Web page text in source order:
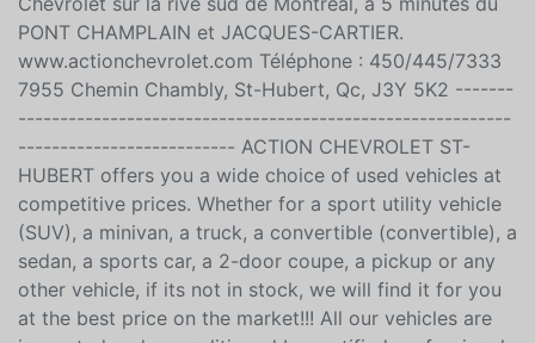
Nord, Laval, Mascouche, Terrebonne, Mont St-hilaire,
Rive-Sud. Le plus gros centre de véhicules d'occasion
Chevrolet sur la rive sud de Montréal, à 5 minutes du
PONT CHAMPLAIN et JACQUES-CARTIER.
7955 Chemin Chambly, St-Hubert, Qc, J3Y 5K2 -------
-----------------------------------------------------------
-------------------------- ACTION CHEVROLET ST-
HUBERT offers you a wide choice of used vehicles at
competitive prices. Whether for a sport utility vehicle
(SUV), a minivan, a truck, a convertible (convertible), a
sedan, a sports car, a 2-door coupe, a pickup or any